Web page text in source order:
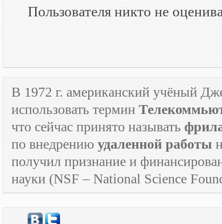
Пользователя никто не
В 1972 г. американский учёный
использовать термин
что сейчас принято называть
по внедрению удаленной работы
получил признание и
науки (NSF – National Science